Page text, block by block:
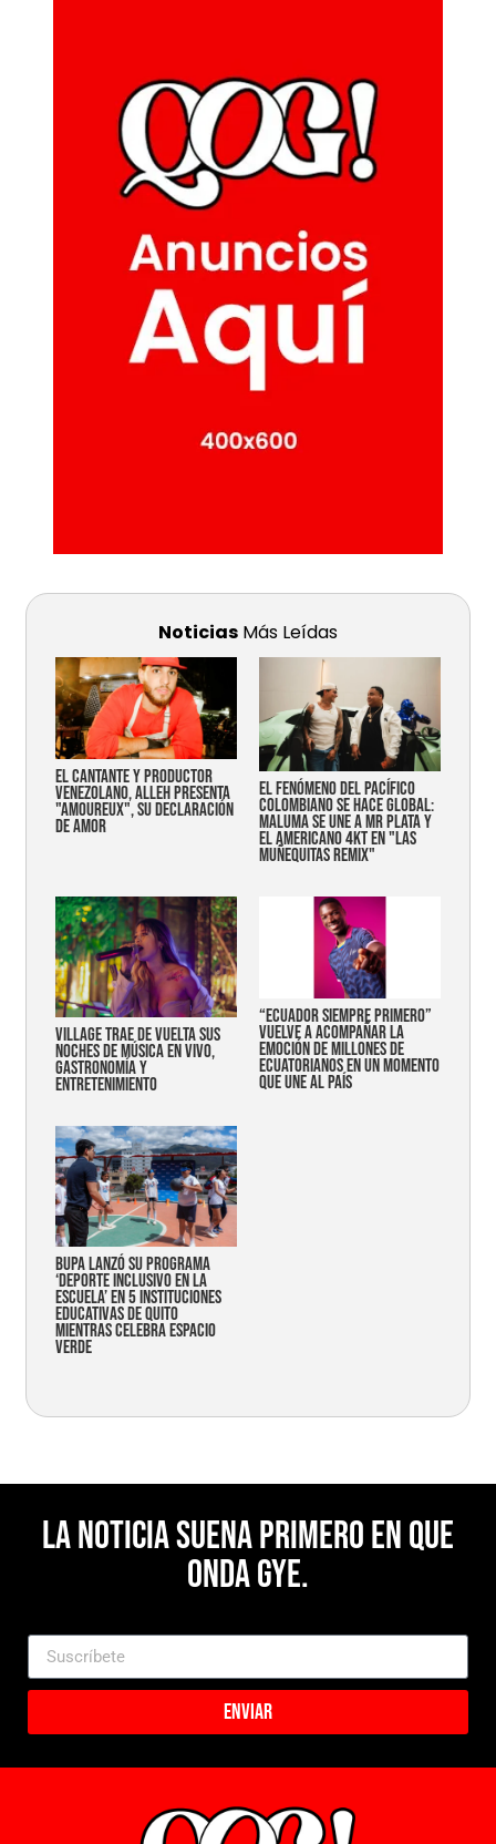
Noticias Más Leídas
EL CANTANTE Y PRODUCTOR
VENEZOLANO, ALLEH PRESENTA
"AMOUREUX", SU DECLARACIÓN
DE AMOR
EL FENÓMENO DEL PACÍFICO
COLOMBIANO SE HACE GLOBAL:
MALUMA SE UNE A MR PLATA Y
EL AMERICANO 4KT EN "LAS
MUÑEQUITAS REMIX"
Village trae de vuelta sus
noches de música en vivo,
gastronomía y
entretenimiento
“Ecuador siempre primero”
vuelve a acompañar la
emoción de millones de
ecuatorianos en un momento
que une al país
Bupa lanzó su programa
‘Deporte Inclusivo en la
Escuela’ en 5 instituciones
educativas de Quito
mientras celebra espacio
verde
La noticia suena primero en Que
Onda Gye.
Enviar